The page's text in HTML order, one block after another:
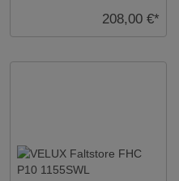
208,00 €*